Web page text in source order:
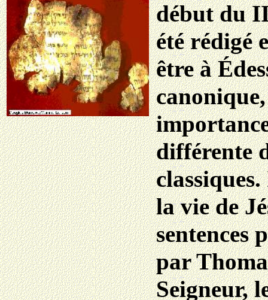
début du
été rédigé
être à
différente
la vie de
sentences
par
Seigneur,